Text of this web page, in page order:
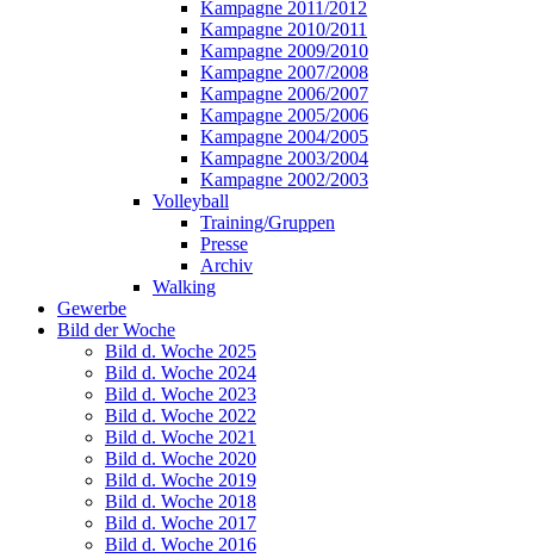
Kampagne 2011/2012
Kampagne 2010/2011
Kampagne 2009/2010
Kampagne 2007/2008
Kampagne 2006/2007
Kampagne 2005/2006
Kampagne 2004/2005
Kampagne 2003/2004
Kampagne 2002/2003
Volleyball
Training/Gruppen
Presse
Archiv
Walking
Gewerbe
Bild der Woche
Bild d. Woche 2025
Bild d. Woche 2024
Bild d. Woche 2023
Bild d. Woche 2022
Bild d. Woche 2021
Bild d. Woche 2020
Bild d. Woche 2019
Bild d. Woche 2018
Bild d. Woche 2017
Bild d. Woche 2016